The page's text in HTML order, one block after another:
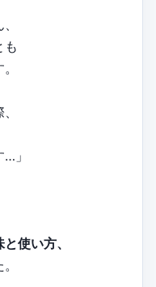
も
」
使い方、